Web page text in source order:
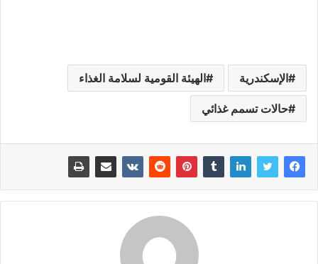
الإسكندرية الهيئة القومية لسلامة الغذاء
حالات تسمم غذائي